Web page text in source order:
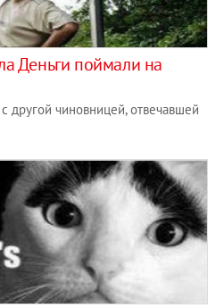
Деньги поймали на
другой чиновницей, отвечавшей